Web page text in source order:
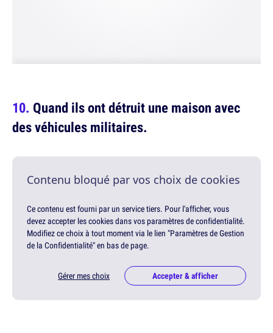
Quand ils ont détruit une maison avec
des véhicules militaires.
Contenu bloqué par vos choix de cookies
Ce contenu est fourni par un service tiers. Pour l'afficher, vous
devez accepter les cookies dans vos paramètres de confidentialité.
Modifiez ce choix à tout moment via le lien "Paramètres de Gestion
de la Confidentialité" en bas de page.
Gérer mes choix Accepter & afficher